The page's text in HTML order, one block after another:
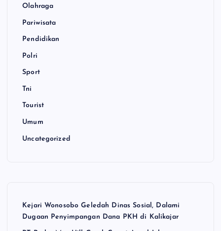
Olahraga
Pariwisata
Pendidikan
Polri
Sport
Tni
Tourist
Umum
Uncategorized
Kejari Wonosobo Geledah Dinas Sosial, Dalami
Dugaan Penyimpangan Dana PKH di Kalikajar